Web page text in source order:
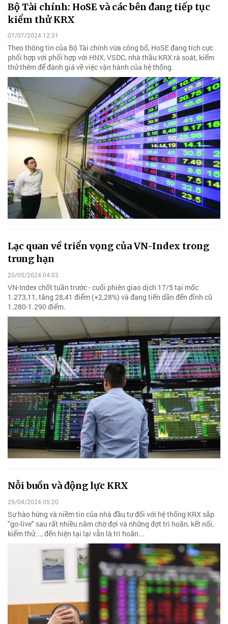
Bộ Tài chính: HoSE và các bên đang tiếp tục
kiểm thử KRX
07/07/2024 12:31
Theo thông tin của Bộ Tài chính vừa công bố, HoSE đang tích cực
phối hợp với phối hợp với HNX, VSDC, nhà thầu KRX rà soát, kiểm
thử thêm để đánh giá về việc vận hành của hệ thống.
Lạc quan về triển vọng của VN-Index trong
trung hạn
20/05/2024 04:03
VN-Index chốt tuần trước - cuối phiên giao dịch 17/5 tại mốc
1.273,11, tăng 28,41 điểm (+2,28%) và đang tiến dần đến đỉnh cũ
1.280-1.290 điểm.
Nỗi buồn và động lực KRX
29/04/2024 05:20
Sự hào hứng và niềm tin của nhà đầu tư đối với hệ thống KRX sắp
"go-live" sau rất nhiều năm chờ đợi và những đợt trì hoãn, kết nối,
kiểm thử..., đến hiện tại lại vẫn là trì hoãn...